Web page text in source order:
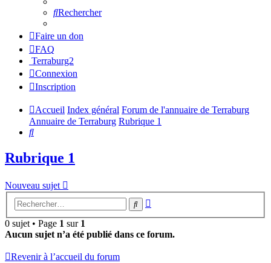
Rechercher
Faire un don
FAQ
Terraburg2
Connexion
Inscription
Accueil Index général Forum de l'annuaire de Terraburg
Annuaire de Terraburg Rubrique 1
Rechercher
Rubrique 1
Nouveau sujet
Rechercher
0 sujet • Page 1 sur 1
Aucun sujet n’a été publié dans ce forum.
Revenir à l’accueil du forum